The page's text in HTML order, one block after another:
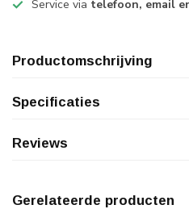
Service via telefoon, email
Productomschrijving
Specificaties
Reviews
Gerelateerde producten